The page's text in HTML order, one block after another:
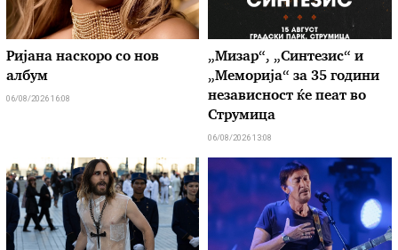
Ријана наскоро со нов
албум
06/08/2026 16:08
„Мизар“, „Синтезис“ и
„Меморија“ за 35 години
независност ќе пеат во
Струмица
06/08/2026 13:08